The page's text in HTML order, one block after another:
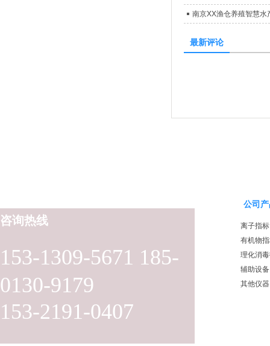
南京XX渔仓养殖智慧水
最新评论
153-1309-5671 185-
0130-9179
153-2191-0407
咨询热线
公司
离子指标
有机物
理化消
辅助设备
其他仪器